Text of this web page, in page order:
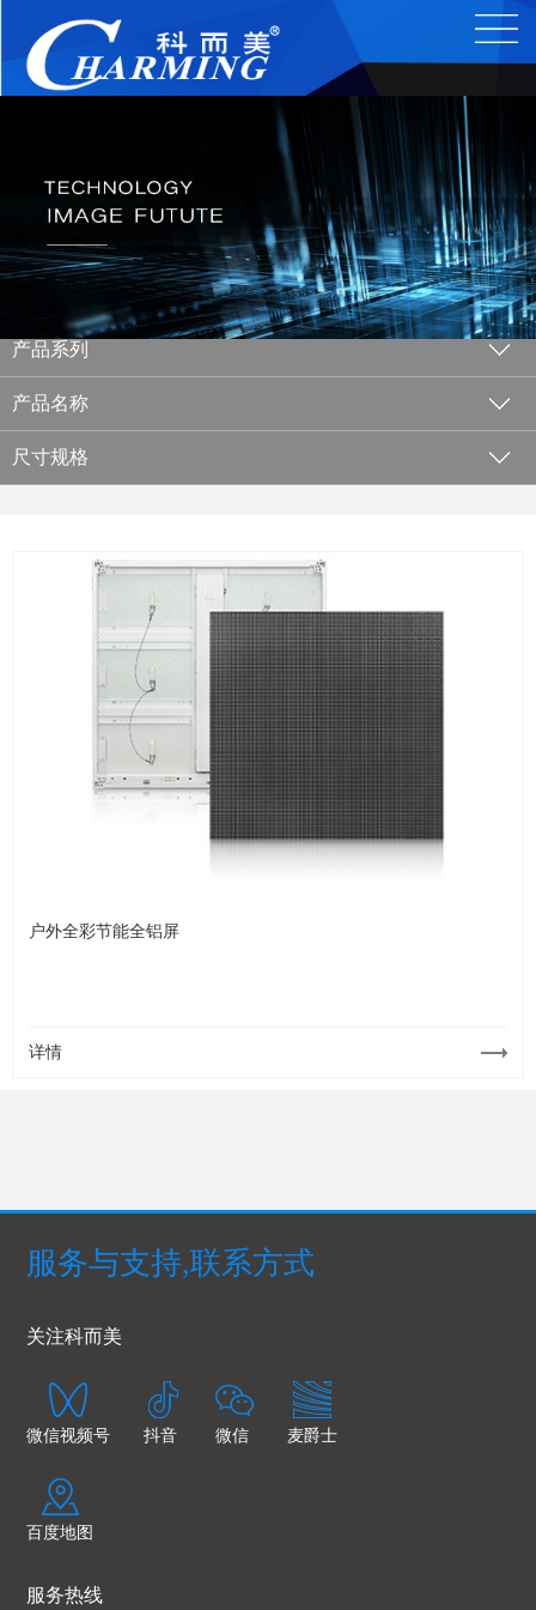
产品系列
产品名称
尺寸规格
户外全彩节能全铝屏
详情
服务与支持,联系方式
关注科而美
微信视频号 抖音 微信 麦爵士
百度地图
服务热线